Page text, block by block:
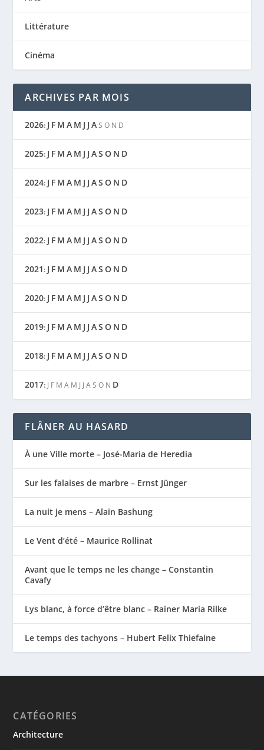
Littérature
Cinéma
ARCHIVES PAR MOIS
2026: J F M A M J J A S O N D
2025: J F M A M J J AS O N D
2024: J F M A M J J AS O N D
2023: J F M A M J J AS O N D
2022: J F M A M J J AS O N D
2021: J F M A M J J AS O N D
2020: J F M A M J J AS O N D
2019: J F M A M J J AS O N D
2018: J F M A M J J AS O N D
2017: J F M A M J J A S O N D
FLÂNER AU HASARD
À une Ville morte – José-Maria de Heredia
Sur les falaises de marbre – Ernst Jünger
La nuit je mens – Alain Bashung
Le Vent d’été – Maurice Rollinat
Avant que le temps ne les change – Constantin
Cavafy
Lys blanc, à force d’être blanc – Rainer Maria Rilke
Le temps des tachyons – Hubert Felix Thiefaine
CATÉGORIES
Architecture